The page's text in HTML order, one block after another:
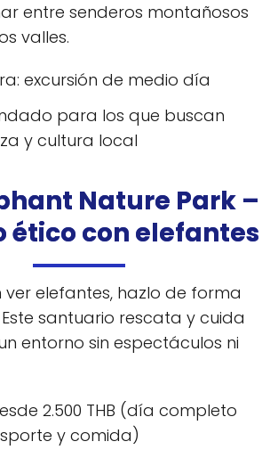
entre senderos montañosos
valles.
excursión de medio día
para los que buscan
y cultura local
Nature Park –
ético con elefantes
ver elefantes, hazlo de forma
santuario rescata y cuida
entorno sin espectáculos ni
2.500 THB (día completo
y comida)